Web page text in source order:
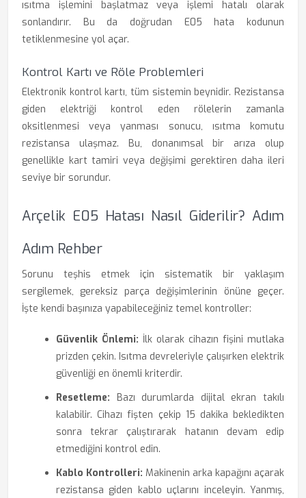
ısıtma işlemini başlatmaz veya işlemi hatalı olarak
sonlandırır. Bu da doğrudan E05 hata kodunun
tetiklenmesine yol açar.
Kontrol Kartı ve Röle Problemleri
Elektronik kontrol kartı, tüm sistemin beynidir. Rezistansa
giden elektriği kontrol eden rölelerin zamanla
oksitlenmesi veya yanması sonucu, ısıtma komutu
rezistansa ulaşmaz. Bu, donanımsal bir arıza olup
genellikle kart tamiri veya değişimi gerektiren daha ileri
seviye bir sorundur.
Arçelik E05 Hatası Nasıl Giderilir? Adım
Adım Rehber
Sorunu teşhis etmek için sistematik bir yaklaşım
sergilemek, gereksiz parça değişimlerinin önüne geçer.
İşte kendi başınıza yapabileceğiniz temel kontroller:
Güvenlik Önlemi: İlk olarak cihazın fişini mutlaka
prizden çekin. Isıtma devreleriyle çalışırken elektrik
güvenliği en önemli kriterdir.
Resetleme: Bazı durumlarda dijital ekran takılı
kalabilir. Cihazı fişten çekip 15 dakika bekledikten
sonra tekrar çalıştırarak hatanın devam edip
etmediğini kontrol edin.
Kablo Kontrolleri: Makinenin arka kapağını açarak
rezistansa giden kablo uçlarını inceleyin. Yanmış,